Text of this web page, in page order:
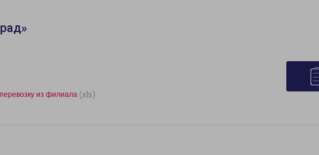
из филиала (xls)